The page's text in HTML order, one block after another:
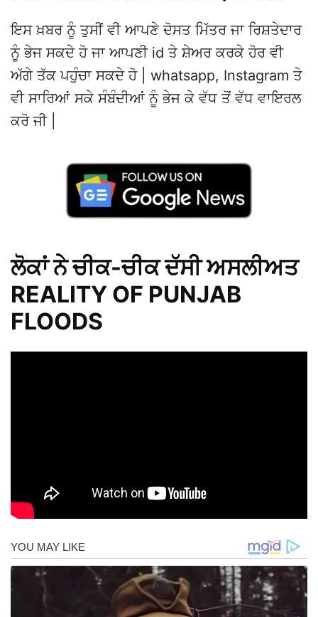
ਇਸ ਖ਼ਬਰ ਨੂੰ ਤੁਸੀਂ ਵੀ ਆਪਣੇ ਦੋਸਤ ਮਿੱਤਰ ਜਾ ਰਿਸ਼ਤੇਦਾਰ
ਨੂੰ ਭੇਜ ਸਕਦੇ ਹੋ ਜਾ ਆਪਣੀ id ਤੇ ਸ਼ੇਅਰ ਕਰਕੇ ਹੋਰ ਵੀ
ਅੱਗੇ ਤੱਕ ਪਹੁੰਚਾ ਸਕਦੇ ਹੋ | whatsapp, Instagram ਤੇ
ਵੀ ਸਾਰਿਆਂ ਸਕੇ ਸੰਬੰਦੀਆਂ ਨੂੰ ਭੇਜ ਕੇ ਵੱਧ ਤੋਂ ਵੱਧ ਵਾਇਰਲ
ਕਰੋ ਜੀ |
ਲੋਕਾਂ ਨੇ ਚੀਕ-ਚੀਕ ਦੱਸੀ ਅਸਲੀਅਤ
REALITY OF PUNJAB
FLOODS